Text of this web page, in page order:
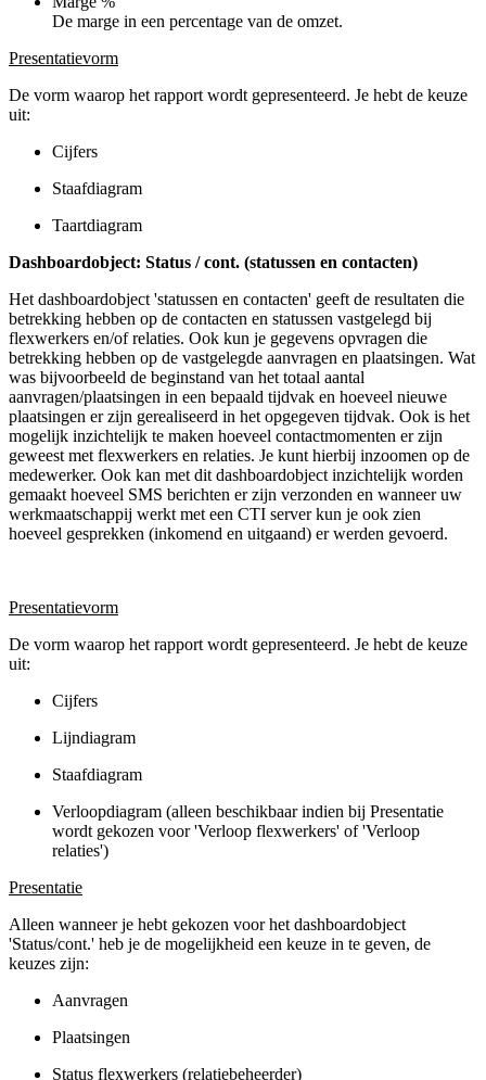
De marge in een percentage van de omzet.
Presentatievorm
De vorm waarop het rapport wordt gepresenteerd. Je hebt de keuze
uit:
Cijfers
Staafdiagram
Taartdiagram
Dashboardobject: Status / cont. (statussen en contacten)
Het dashboardobject 'statussen en contacten' geeft de resultaten die
betrekking hebben op de contacten en statussen vastgelegd bij
flexwerkers en/of relaties. Ook kun je gegevens opvragen die
betrekking hebben op de vastgelegde aanvragen en plaatsingen. Wat
was bijvoorbeeld de beginstand van het totaal aantal
aanvragen/plaatsingen in een bepaald tijdvak en hoeveel nieuwe
plaatsingen er zijn gerealiseerd in het opgegeven tijdvak. Ook is het
mogelijk inzichtelijk te maken hoeveel contactmomenten er zijn
geweest met flexwerkers en relaties. Je kunt hierbij inzoomen op de
medewerker. Ook kan met dit dashboardobject inzichtelijk worden
gemaakt hoeveel SMS berichten er zijn verzonden en wanneer uw
werkmaatschappij werkt met een CTI server kun je ook zien
hoeveel gesprekken (inkomend en uitgaand) er werden gevoerd.
Presentatievorm
De vorm waarop het rapport wordt gepresenteerd. Je hebt de keuze
uit:
Cijfers
Lijndiagram
Staafdiagram
Verloopdiagram (alleen beschikbaar indien bij Presentatie
wordt gekozen voor 'Verloop flexwerkers' of 'Verloop
relaties')
Presentatie
Alleen wanneer je hebt gekozen voor het dashboardobject
'Status/cont.' heb je de mogelijkheid een keuze in te geven, de
keuzes zijn:
Aanvragen
Plaatsingen
Status flexwerkers (relatiebeheerder)